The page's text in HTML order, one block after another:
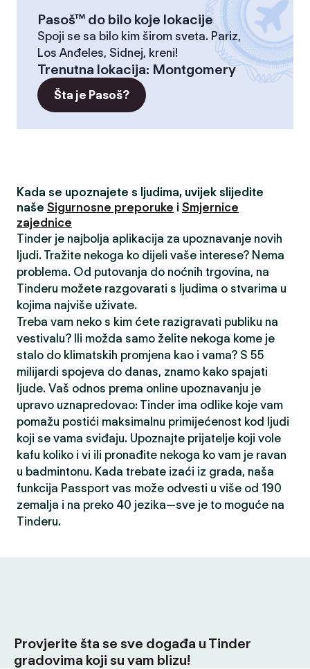
Pasoš™ do bilo koje lokacije
Spoji se sa bilo kim širom sveta. Pariz,
Los Anđeles, Sidnej, kreni!
Trenutna lokacija: Montgomery
Šta je Pasoš?
Kada se upoznajete s ljudima, uvijek slijedite
naše Sigurnosne preporuke i Smjernice
zajednice
Tinder je najbolja aplikacija za upoznavanje novih
ljudi. Tražite nekoga ko dijeli vaše interese? Nema
problema. Od putovanja do noćnih trgovina, na
Tinderu možete razgovarati s ljudima o stvarima u
kojima najviše uživate.
Treba vam neko s kim ćete razigravati publiku na
vestivalu? Ili možda samo želite nekoga kome je
stalo do klimatskih promjena kao i vama? S 55
milijardi spojeva do danas, znamo kako spajati
ljude. Vaš odnos prema online upoznavanju je
upravo uznapredovao: Tinder ima odlike koje vam
pomažu postići maksimalnu primijećenost kod ljudi
koji se vama sviđaju. Upoznajte prijatelje koji vole
kafu koliko i vi ili pronađite nekoga ko vam je ravan
u badmintonu. Kada trebate izaći iz grada, naša
funkcija Passport vas može odvesti u više od 190
zemalja i na preko 40 jezika—sve je to moguće na
Tinderu.
Provjerite šta se sve događa u Tinder
gradovima koji su vam blizu!